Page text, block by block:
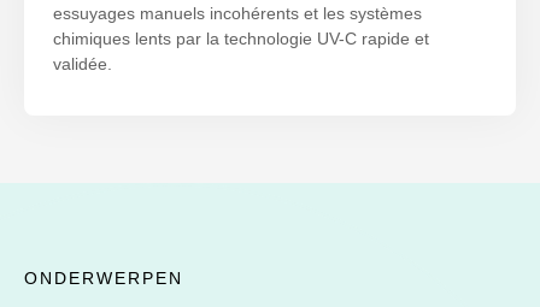
essuyages manuels incohérents et les systèmes
chimiques lents par la technologie UV-C rapide et
validée.
ONDERWERPEN